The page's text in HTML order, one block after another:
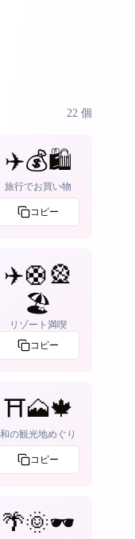
22 個
✈️💰🛍
旅行でお買い物
コピー
✈️🛟🎡
🏖
リゾート満喫
コピー
⛩️🗻🍁
和の観光地めぐり
コピー
🌴🌞🕶️